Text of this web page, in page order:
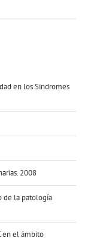
en los Sïndromes
2008
de la patología
en el ámbito